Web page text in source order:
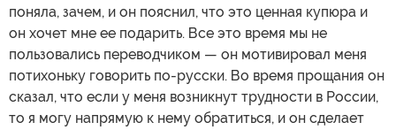
поняла, зачем, и он пояснил, что это ценная купюра и
он хочет мне ее подарить. Все это время мы не
пользовались переводчиком — он мотивировал меня
потихоньку говорить по-русски. Во время прощания он
сказал, что если у меня возникнут трудности в России,
то я могу напрямую к нему обратиться, и он сделает